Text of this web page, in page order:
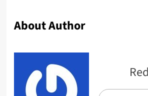
About Author